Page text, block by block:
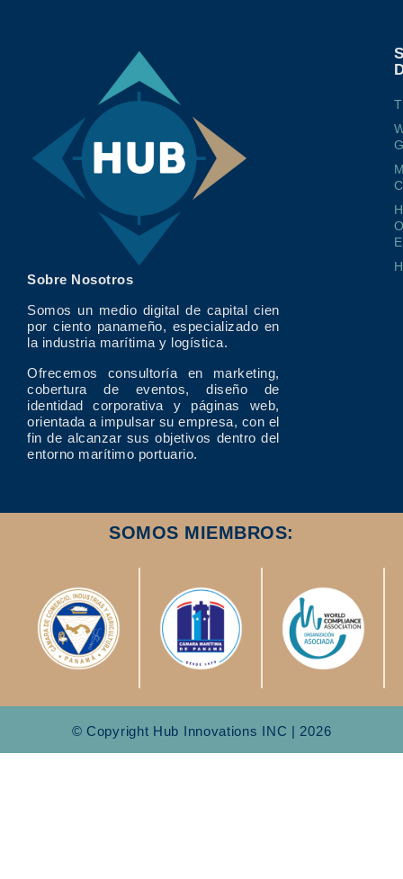
Sobre Nosotros
Somos un medio digital de capital cien
por ciento panameño, especializado en
la industria marítima y logística.
Ofrecemos consultoría en marketing,
cobertura de eventos, diseño de
identidad corporativa y páginas web,
orientada a impulsar su empresa, con el
fin de alcanzar sus objetivos dentro del
entorno marítimo portuario.
SOMOS MIEMBROS:
© Copyright Hub Innovations INC | 2026